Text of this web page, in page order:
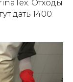
Отходы
дать 1400